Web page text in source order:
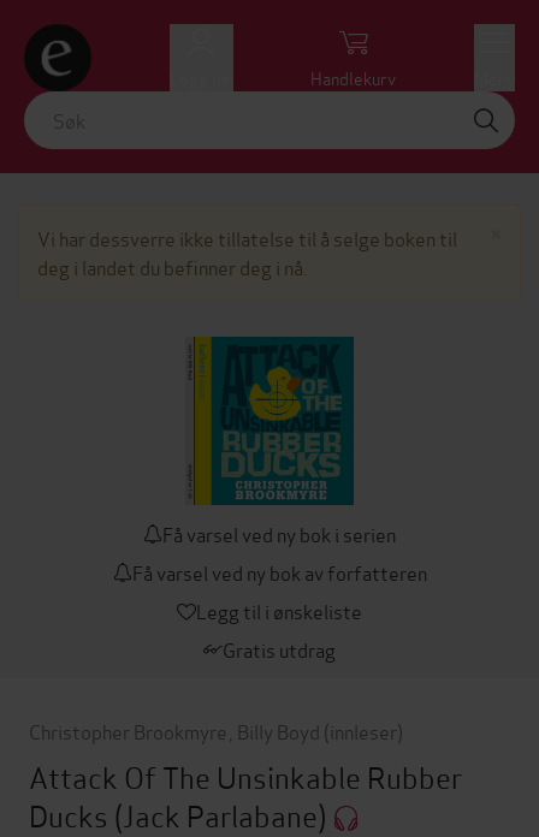
Handlekurv
Vi har dessverre ikke tillatelse til å selge boken til
deg i landet du befinner deg i nå.
Få varsel ved ny bok i serien
Få varsel ved ny bok av forfatteren
Legg til i ønskeliste
Gratis utdrag
Christopher Brookmyre Billy Boyd (innleser)
Attack Of The Unsinkable Rubber
Ducks (Jack Parlabane)